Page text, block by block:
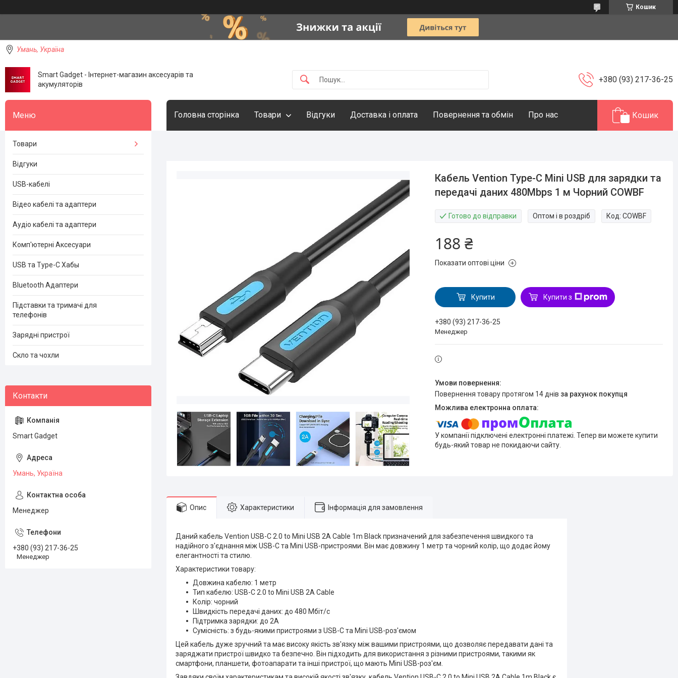
Кошик
Умань, Україна
Smart Gadget - Інтернет-магазин аксесуарів та
акумуляторів
+380 (93) 217-36-25
Головна сторінка Товари Відгуки Доставка і оплата Повернення та обмін Про нас Кошик
Кабель Vention Type-C Mini USB для зарядки та
передачі даних 480Mbps 1 м Чорний COWBF
Готово до відправки Оптом і в роздріб Код:COWBF
188 ₴
Показати оптові ціни
Купити Купити з
+380 (93) 217-36-25
Менеджер
повернення товару протягом 14 днів за рахунок покупця
У компанії підключені електронні платежі. Тепер ви можете купити
будь-який товар не покидаючи сайту.
Опис Характеристики Інформація для замовлення
Даний кабель Vention USB-C 2.0 to Mini USB 2A Cable 1m Black призначений для забезпечення швидкого та
надійного з'єднання між USB-C та Mini USB-пристроями. Він має довжину 1 метр та чорний колір, що додає йому
елегантності та стилю.
Характеристики товару:
Довжина кабелю: 1 метр
Тип кабелю: USB-C 2.0 to Mini USB 2A Cable
Колір: чорний
Швидкість передачі даних: до 480 Мбіт/с
Підтримка зарядки: до 2А
Сумісність: з будь-якими пристроями з USB-C та Mini USB-роз'ємом
Цей кабель дуже зручний та має високу якість зв'язку між вашими пристроями, що дозволяє передавати дані та
заряджати пристрої швидко та безпечно. Він підходить для використання з різними пристроями, такими як
смартфони, планшети, фотоапарати та інші пристрої, що мають Mini USB-роз'єм.
Товари
Відгуки
USB-кабелі
Відео кабелі та адаптери
Аудіо кабелі та адаптери
Комп'ютерні Аксесуари
USB та Type-C Хабы
Bluetooth Адаптери
Підставки та тримачі для
телефонів
Зарядні пристрої
Скло та чохли
Smart Gadget
Умань, Україна
Менеджер
+380 (93) 217-36-25
Менеджер